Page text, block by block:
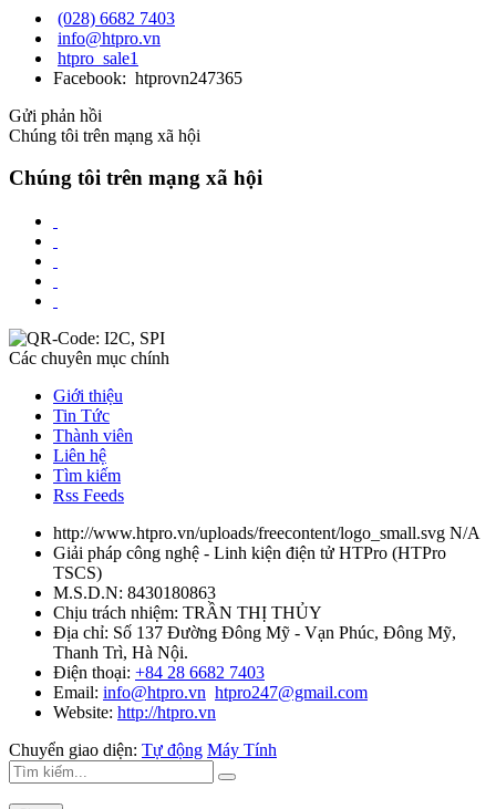
(028) 6682 7403
info@htpro.vn
htpro_sale1
Facebook: htprovn247365
Gửi phản hồi
Chúng tôi trên mạng xã hội
Chúng tôi trên mạng xã hội
Các chuyên mục chính
Giới thiệu
Tin Tức
Thành viên
Liên hệ
Tìm kiếm
Rss Feeds
http://www.htpro.vn/uploads/freecontent/logo_small.svg N/A
Giải pháp công nghệ - Linh kiện điện tử HTPro (HTPro
TSCS)
M.S.D.N: 8430180863
Chịu trách nhiệm: TRẦN THỊ THỦY
Địa chỉ: Số 137 Đường Đông Mỹ - Vạn Phúc, Đông Mỹ,
Thanh Trì, Hà Nội.
Điện thoại: +84 28 6682 7403
Email: info@htpro.vn htpro247@gmail.com
Website: http://htpro.vn
Chuyển giao diện: Tự động Máy Tính